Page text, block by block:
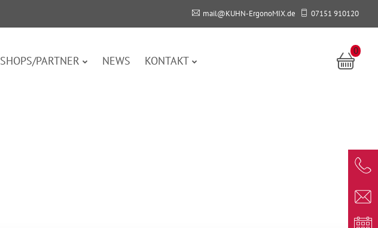
mail@KUHN-ErgonoMIX.de 07151 910120
SHOPS/PARTNER NEWS KONTAKT
0